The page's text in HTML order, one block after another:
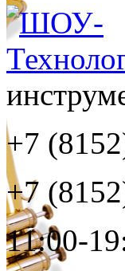
+7
+7
11:00-